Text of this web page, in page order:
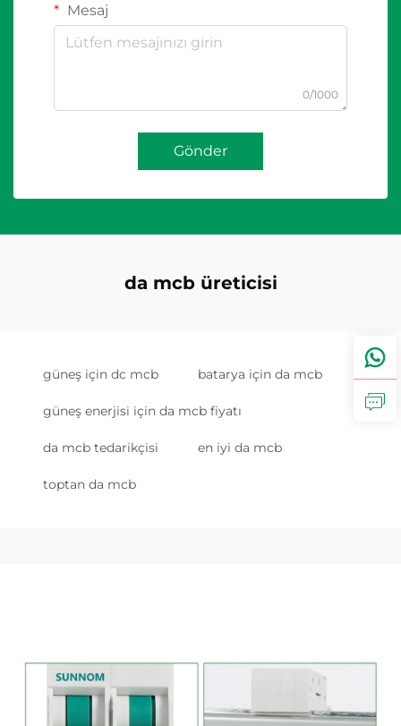
Mesaj
0/1000
Gönder
da mcb üreticisi
güneş için dc mcb batarya için da mcb
güneş enerjisi için da mcb fiyatı
da mcb tedarikçisi en iyi da mcb
toptan da mcb